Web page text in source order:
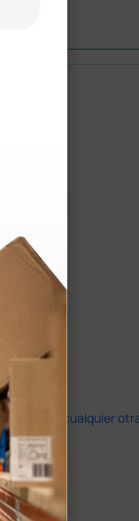
que en cualquier